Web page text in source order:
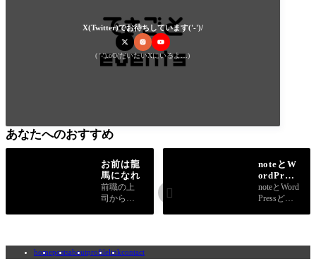
X(Twitter)でお待ちしています('-')/
( '-').oO(だいたいXにいるよ…)
あなたへのおすすめ
お前は龍
馬になれ
前職の上
司から頂
という言
葉につい
noteとW
ordPress
どっちが
いいのか
noteとWord
Pressどっ
dpressのサ

homepostsaboutprofilelinkcontact